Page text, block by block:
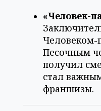
«Человек-
Песочным
получил
стал
франшизы.